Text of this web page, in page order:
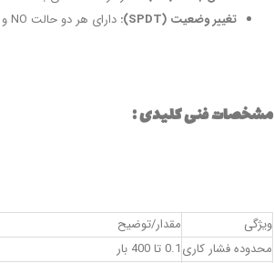
تغییر وضعیت (SPDT):
دارای هر دو حالت NO و NC برای کاربردهای متنوع.
مشخصات فنی کلیدی :
ویژگی
مقدار/توضیح
محدوده فشار کاری0.1 تا 400 بار